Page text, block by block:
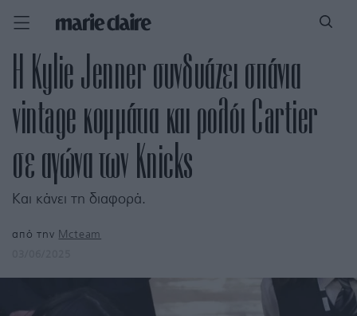
Η Kylie Jenner συνδυάζει σπάνια
vintage κομμάτια και ρολόι Cartier
σε αγώνα των Knicks
Και κάνει τη διαφορά.
από την Mcteam